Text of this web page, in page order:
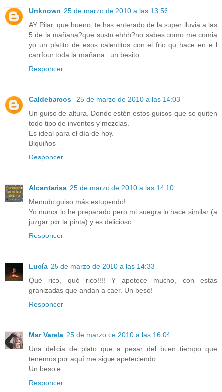
Unknown 25 de marzo de 2010 a las 13:56
AY Pilar, que bueno, te has enterado de la super lluvia a las
5 de la mañana?que susto ehhh?no sabes como me comia
yo un platito de esos calentitos con el frio qu hace en e l
carrfour toda la mañana...un besito
Responder
Caldebarcos
25 de marzo de 2010 a las 14:03
Un guiso de altura. Donde estén estos guisos que se quiten
todo tipo de inventos y mezclas.
Es ideal para el día de hoy.
Biquiños
Responder
Alcantarisa 25 de marzo de 2010 a las 14:10
Menudo guiso más estupendo!
Yo nunca lo he preparado pero mi suegra lo hace similar (a
juzgar por la pinta) y es delicioso.
Responder
Lucía 25 de marzo de 2010 a las 14:33
Qué rico, qué rico!!!! Y apetece mucho, con estas
granizadas que andan a caer. Un beso!
Responder
Mar Varela 25 de marzo de 2010 a las 16:04
Una delicia de plato que a pesar del buen tiempo que
tenemos por aquí me sigue apeteciendo..
Un besote
Responder